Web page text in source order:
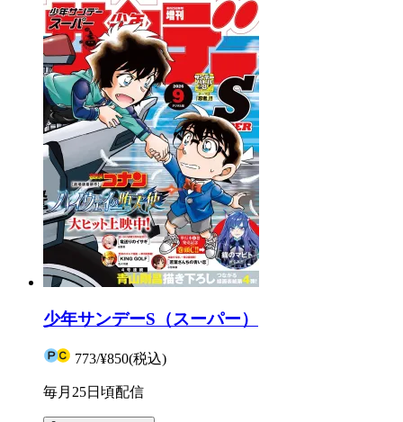
少年サンデーS（スーパー）
773/¥850(税込)
毎月25日頃配信